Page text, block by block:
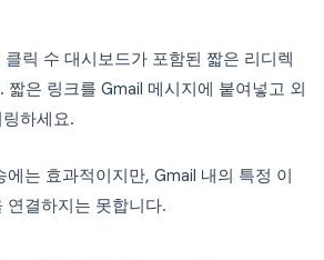
릭 수 대시보드가 포함된 짧은 리디렉
짧은 링크를 Gmail 메시지에 붙여넣고 외
하세요.
에는 효과적이지만, Gmail 내의 특정 이
연결하지는 못합니다.